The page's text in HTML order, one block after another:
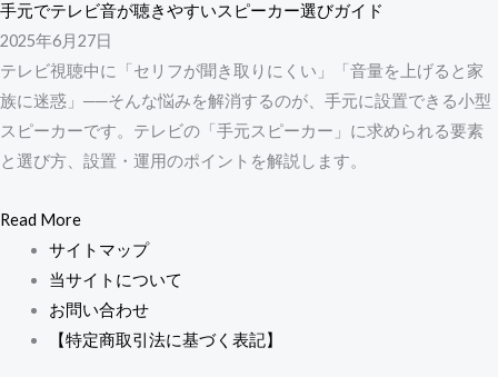
手元でテレビ音が聴きやすいスピーカー選びガイド
2025年6月27日
テレビ視聴中に「セリフが聞き取りにくい」「音量を上げると家
族に迷惑」──そんな悩みを解消するのが、手元に設置できる小型
スピーカーです。テレビの「手元スピーカー」に求められる要素
と選び方、設置・運用のポイントを解説します。
Read More
サイトマップ
当サイトについて
お問い合わせ
【特定商取引法に基づく表記】